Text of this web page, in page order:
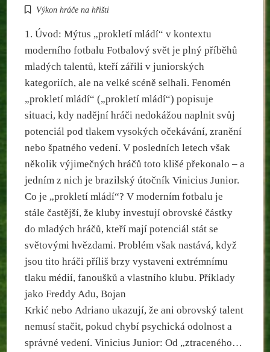
Výkon hráče na hřišti
1. Úvod: Mýtus „prokletí mládí“ v kontextu
moderního fotbalu Fotbalový svět je plný příběhů
mladých talentů, kteří zářili v juniorských
kategoriích, ale na velké scéně selhali. Fenomén
„prokletí mládí“ („prokletí mládí“) popisuje
situaci, kdy nadějní hráči nedokážou naplnit svůj
potenciál pod tlakem vysokých očekávání, zranění
nebo špatného vedení. V posledních letech však
několik výjimečných hráčů toto klišé překonalo – a
jedním z nich je brazilský útočník Vinicius Junior.
Co je „prokletí mládí“? V moderním fotbalu je
stále častější, že kluby investují obrovské částky
do mladých hráčů, kteří mají potenciál stát se
světovými hvězdami. Problém však nastává, když
jsou tito hráči příliš brzy vystaveni extrémnímu
tlaku médií, fanoušků a vlastního klubu. Příklady
jako Freddy Adu, Bojan
Krkić nebo Adriano ukazují, že ani obrovský talent
nemusí stačit, pokud chybí psychická odolnost a
správné vedení. Vinicius Junior: Od „ztraceného…